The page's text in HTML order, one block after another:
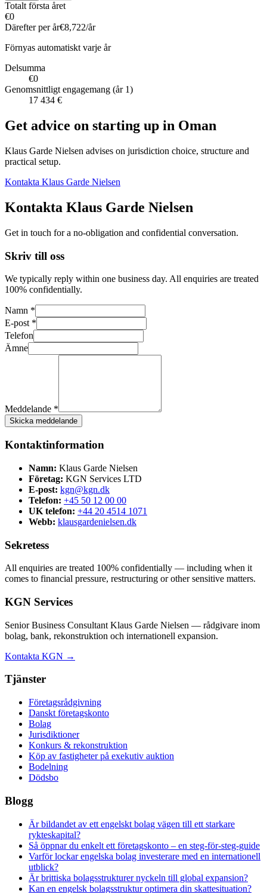
Totalt första året
€0
Därefter per år€8,722/år
Förnyas automatiskt varje år
Delsumma
€0
Genomsnittligt engagemang (år 1)
17 434 €
Get advice on starting up in Oman
Klaus Garde Nielsen advises on jurisdiction choice, structure and
practical setup.
Kontakta Klaus Garde Nielsen
Kontakta Klaus Garde Nielsen
Get in touch for a no-obligation and confidential conversation.
Skriv till oss
We typically reply within one business day. All enquiries are treated
100% confidentially.
Namn *
E-post *
Telefon
Ämne
Meddelande *
Skicka meddelande
Kontaktinformation
Namn: Klaus Garde Nielsen
Företag: KGN Services LTD
E-post: kgn@kgn.dk
Telefon: +45 50 12 00 00
UK telefon: +44 20 4514 1071
Webb: klausgardenielsen.dk
Sekretess
All enquiries are treated 100% confidentially — including when it
comes to financial pressure, restructuring or other sensitive matters.
KGN Services
Senior Business Consultant Klaus Garde Nielsen — rådgivare inom
bolag, bank, rekonstruktion och internationell expansion.
Kontakta KGN →
Tjänster
Företagsrådgivning
Danskt företagskonto
Bolag
Jurisdiktioner
Konkurs & rekonstruktion
Köp av fastigheter på exekutiv auktion
Bodelning
Dödsbo
Blogg
Är bildandet av ett engelskt bolag vägen till ett starkare
rykteskapital?
Så öppnar du enkelt ett företagskonto – en steg-för-steg-guide
Varför lockar engelska bolag investerare med en internationell
utblick?
Är brittiska bolagsstrukturer nyckeln till global expansion?
Kan en engelsk bolagsstruktur optimera din skattesituation?